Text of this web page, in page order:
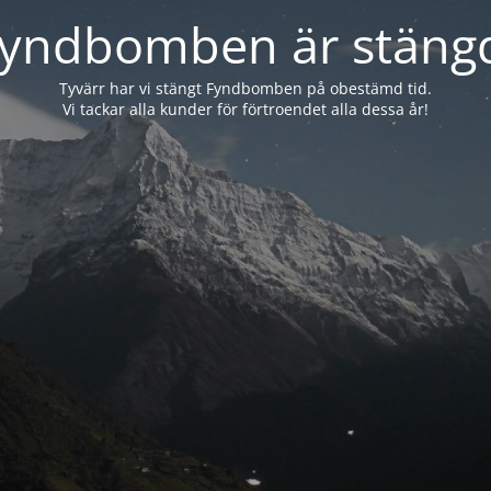
är
Tyvärr har vi stängt Fyndbomben på obestämd tid.
Vi tackar alla kunder för förtroendet alla dessa år!